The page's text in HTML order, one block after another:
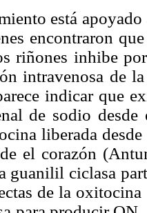
está
encontraron
riñones inhibe
intravenosa de
indicar que
de sodio
liberada
el corazón
guanilil ciclasa
de la